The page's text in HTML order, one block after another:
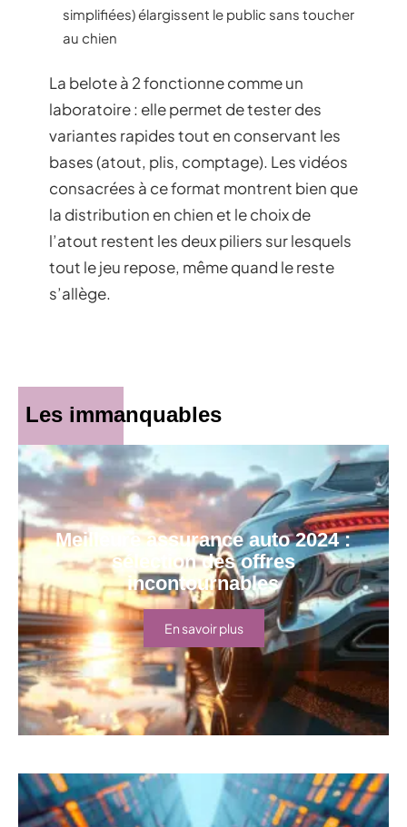
simplifiées) élargissent le public sans toucher
au chien
La belote à 2 fonctionne comme un
laboratoire : elle permet de tester des
variantes rapides tout en conservant les
bases (atout, plis, comptage). Les vidéos
consacrées à ce format montrent bien que
la distribution en chien et le choix de
l’atout restent les deux piliers sur lesquels
tout le jeu repose, même quand le reste
s’allège.
Les immanquables
Meilleure assurance auto 2024 :
sélection des offres
incontournables
En savoir plus